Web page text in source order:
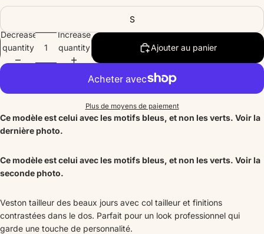
S
Decrease
quantity
Increase
quantity
Ajouter au panier
Plus de moyens de paiement
Ce modèle est celui avec les motifs bleus, et non les verts. Voir la
dernière photo.
Ce modèle est celui avec les motifs bleus, et non les verts. Voir la
seconde photo.
Veston tailleur des beaux jours avec col tailleur et finitions
contrastées dans le dos. Parfait pour un look professionnel qui
garde une touche de personnalité.